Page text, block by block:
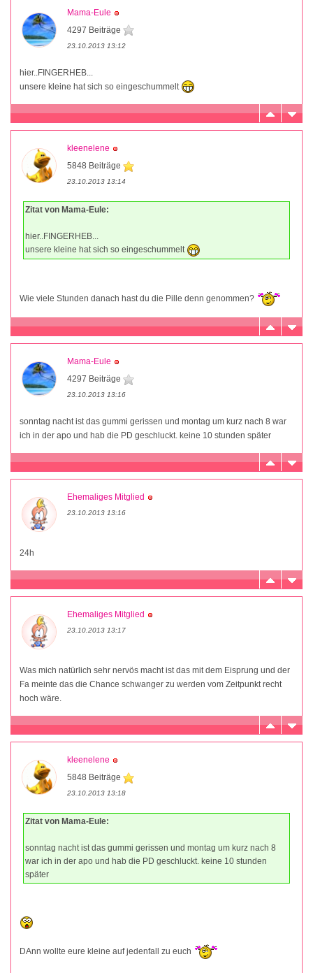
Mama-Eule
4297 Beiträge
23.10.2013 13:12
hier..FINGERHEB...
unsere kleine hat sich so eingeschummelt
kleenelene
5848 Beiträge
23.10.2013 13:14
Zitat von Mama-Eule:
hier..FINGERHEB...
unsere kleine hat sich so eingeschummelt
Wie viele Stunden danach hast du die Pille denn genommen?
Mama-Eule
4297 Beiträge
23.10.2013 13:16
sonntag nacht ist das gummi gerissen und montag um kurz nach 8 war
ich in der apo und hab die PD geschluckt. keine 10 stunden später
Ehemaliges Mitglied
23.10.2013 13:16
24h
Ehemaliges Mitglied
23.10.2013 13:17
Was mich natürlich sehr nervös macht ist das mit dem Eisprung und der
Fa meinte das die Chance schwanger zu werden vom Zeitpunkt recht
hoch wäre.
kleenelene
5848 Beiträge
23.10.2013 13:18
Zitat von Mama-Eule:
sonntag nacht ist das gummi gerissen und montag um kurz nach 8
war ich in der apo und hab die PD geschluckt. keine 10 stunden
später
DAnn wollte eure kleine auf jedenfall zu euch